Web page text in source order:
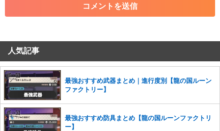
・その他、管理者が不適切と判断した投稿
コメントの削除を申請する
せていただきます。ご了承ください。
※一度削除したコメントは復元ができませんのでご注意くだ
さい。
また、過度な利用規約の違反や、弊社に損害の及ぶ内容の書き込みがあ
った場合は、法的措置をとらせていただく場合もございますので、あら
かじめご理解くださいませ。
人気記事
最強おすすめ武器まとめ｜進行度別【龍の国ルーン
ファクトリー】
最強おすすめ防具まとめ【龍の国ルーンファクトリ
ー】